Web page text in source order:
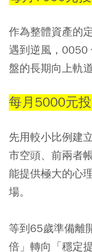
作為整體資產的
遇到逆風，0050
盤的長期向上軌道
每月5000元
先用較小比例建
市空頭、前兩者
能提供極大的心
場。
等到65歲準備離
倍」轉向「穩定